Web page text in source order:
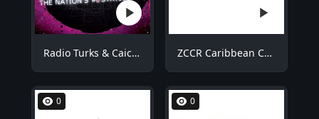
Radio Turks & Caicos RTCFM ZCCR Caribbean Christian Radio
0 0